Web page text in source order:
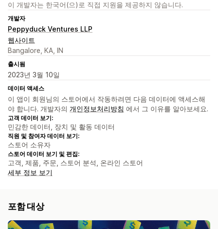
이 개발자는 한국어(으)로 직접 지원을 제공하지 않습니다.
개발자
Peppyduck Ventures LLP
웹사이트
Bangalore, KA, IN
출시됨
2023년 3월 10일
데이터 액세스
이 앱이 회원님의 스토어에서 작동하려면 다음 데이터에 액세스해
야 합니다. 개발자의 개인정보처리방침 에서 그 이유를 알아보세요.
고객 데이터 보기:
민감한 데이터, 장치 및 활동 데이터
직원 및 참여자 데이터 보기:
스토어 소유자
스토어 데이터 보기 및 편집:
고객, 제품, 주문, 스토어 분석, 온라인 스토어
세부 정보 보기
포함 대상